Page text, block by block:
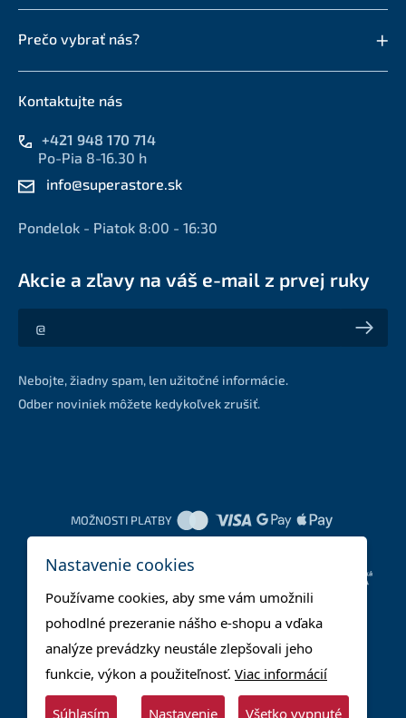
Prečo vybrať nás?
Kontaktujte nás
+421 948 170 714
Po-Pia 8-16.30 h
info@superastore.sk
Pondelok - Piatok 8:00 - 16:30
Akcie a zľavy na váš e-mail z prvej ruky
Akcie a zľavy na váš e-mail z prvej ruky
Nebojte, žiadny spam, len užitočné informácie.
Odber noviniek môžete kedykoľvek zrušiť.
MOŽNOSTI PLATBY
Nastavenie cookies
Používame cookies, aby sme vám umožnili
pohodlné prezeranie nášho e-shopu a vďaka
analýze prevádzky neustále zlepšovali jeho
funkcie, výkon a použiteľnosť. Viac informácií
Súhlasím Nastavenie Všetko vypnuté